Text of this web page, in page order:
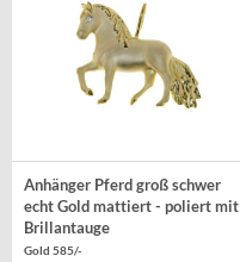
Anhänger Pferd groß schwer
echt Gold mattiert - poliert mit
Brillantauge
Gold 585/-